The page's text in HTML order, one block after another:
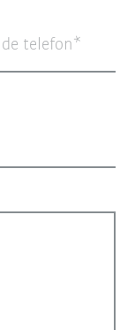
telefon